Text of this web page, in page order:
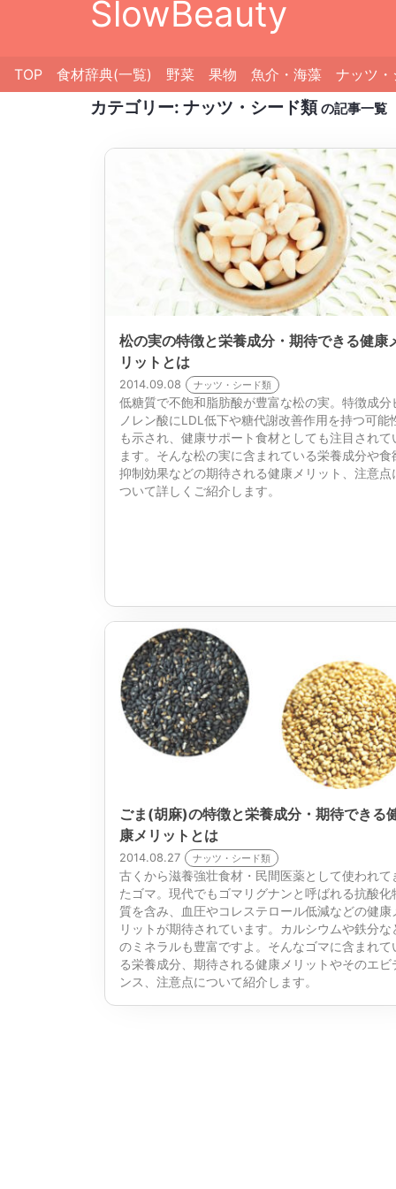
SlowBeauty
TOP 食材辞典(一覧) 野菜 果物 魚介・海藻 ナッツ
カテゴリー: ナッツ・シード類 の記事一覧
松の実の特徴と栄養成分・期待できる健康
リットとは
2014.09.08 ナッツ・シード類
低糖質で不飽和脂肪酸が豊富な松の実。特徴成分
ノレン酸にLDL低下や糖代謝改善作用を持つ可能
も示され、健康サポート食材としても注目されて
ます。そんな松の実に含まれている栄養成分や食
抑制効果などの期待される健康メリット、注意点
ついて詳しくご紹介します。
ごま(胡麻)の特徴と栄養成分・期待できる
康メリットとは
2014.08.27 ナッツ・シード類
古くから滋養強壮食材・民間医薬として使われて
たゴマ。現代でもゴマリグナンと呼ばれる抗酸化
質を含み、血圧やコレステロール低減などの健康
リットが期待されています。カルシウムや鉄分な
のミネラルも豊富ですよ。そんなゴマに含まれて
る栄養成分、期待される健康メリットやそのエビ
ンス、注意点について紹介します。